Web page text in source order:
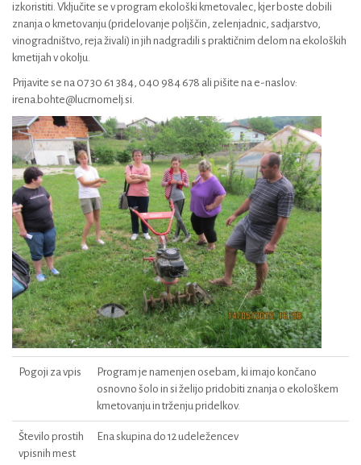
izkoristiti. Vključite se v program ekološki kmetovalec, kjer boste dobili
znanja o kmetovanju (pridelovanje poljščin, zelenjadnic, sadjarstvo,
vinogradništvo, reja živali) in jih nadgradili s praktičnim delom na ekoloških
kmetijah v okolju.
Prijavite se na 07 30 61 384, 040 984 678 ali pišite na e-naslov:
irena.bohte@lucrnomelj.si.
Pogoji za vpis
Program je namenjen osebam, ki imajo končano
osnovno šolo in si želijo pridobiti znanja o ekološkem
kmetovanju in trženju pridelkov.
Število prostih
vpisnih mest
Ena skupina do 12 udeležencev